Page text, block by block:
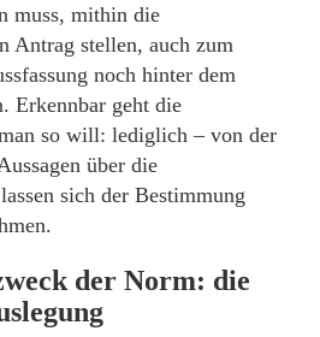
muss, mithin die
Antrag stellen, auch zum
noch hinter dem
Erkennbar geht die
so will: lediglich – von der
über die
sich der Bestimmung
der Norm: die